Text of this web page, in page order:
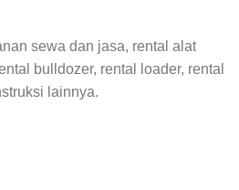
sewa dan jasa, rental alat
bulldozer, rental loader, rental
lainnya.